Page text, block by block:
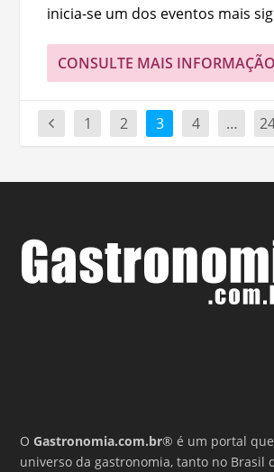
inicia-se um dos eventos mais
CONSULTE MAIS INFORMAÇÃO
1 2 3 4 …
OGastronomia.com.br® é um portal
universo da gastronomia, tanto no Brasil